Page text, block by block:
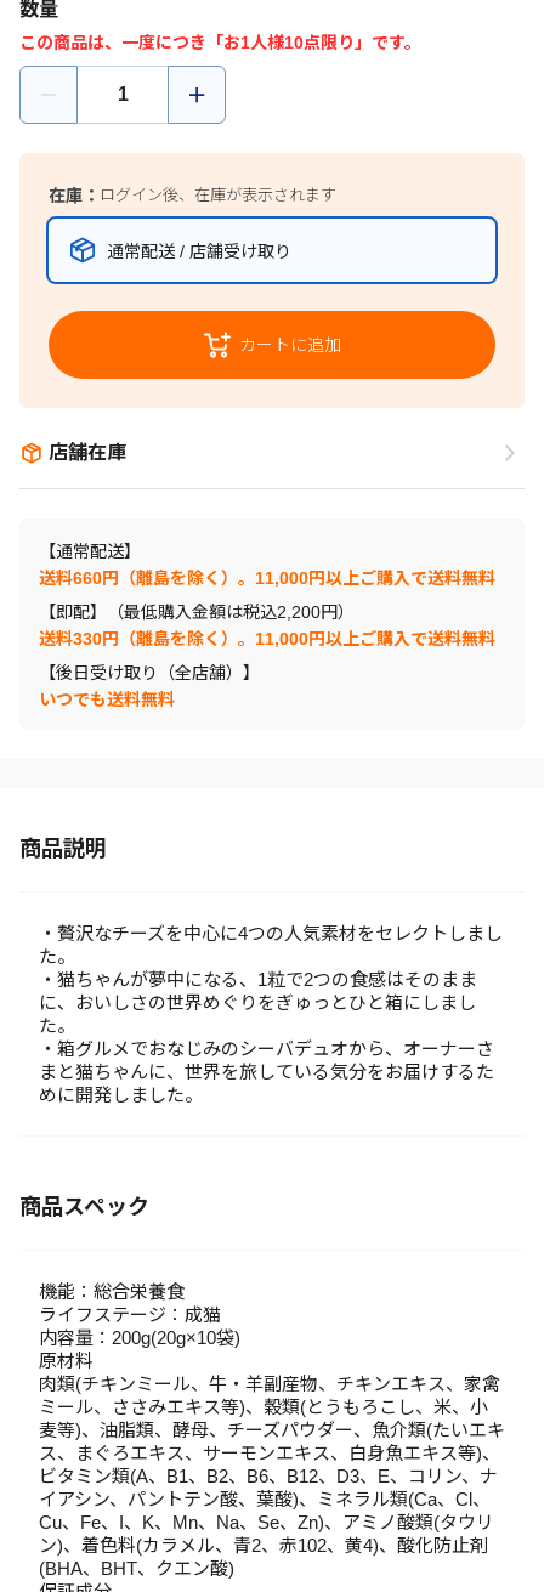
数量
この商品は、一度につき「お1人様10点限り」です。
在庫： ログイン後、在庫が表示されます
通常配送 / 店舗受け取り
カートに追加
店舗在庫
【通常配送】
送料660円（離島を除く）。11,000円以上ご購入で送料無料
【即配】（最低購入金額は税込2,200円）
送料330円（離島を除く）。11,000円以上ご購入で送料無料
【後日受け取り（全店舗）】
いつでも送料無料
商品説明
・贅沢なチーズを中心に4つの人気素材をセレクトしまし
た。
・猫ちゃんが夢中になる、1粒で2つの食感はそのまま
に、おいしさの世界めぐりをぎゅっとひと箱にしまし
た。
・箱グルメでおなじみのシーバデュオから、オーナーさ
まと猫ちゃんに、世界を旅している気分をお届けするた
めに開発しました。
商品スペック
機能：総合栄養食
ライフステージ：成猫
内容量：200g(20g×10袋)
原材料
肉類(チキンミール、牛・羊副産物、チキンエキス、家禽
ミール、ささみエキス等)、穀類(とうもろこし、米、小
麦等)、油脂類、酵母、チーズパウダー、魚介類(たいエキ
ス、まぐろエキス、サーモンエキス、白身魚エキス等)、
ビタミン類(A、B1、B2、B6、B12、D3、E、コリン、ナ
イアシン、パントテン酸、葉酸)、ミネラル類(Ca、Cl、
Cu、Fe、I、K、Mn、Na、Se、Zn)、アミノ酸類(タウリ
ン)、着色料(カラメル、青2、赤102、黄4)、酸化防止剤
(BHA、BHT、クエン酸)